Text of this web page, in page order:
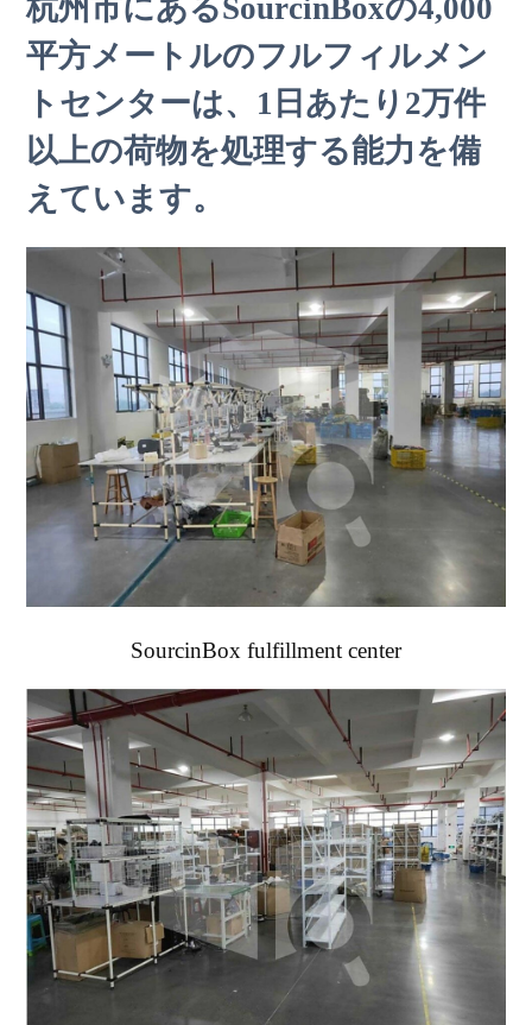
杭州市にあるSourcinBoxの4,000
平方メートルのフルフィルメン
トセンターは、1日あたり2万件
以上の荷物を処理する能力を備
えています。
SourcinBox fulfillment center